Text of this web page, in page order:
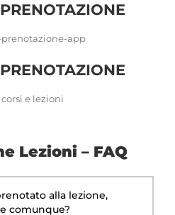
Lezioni – FAQ
alla lezione,
comunque?